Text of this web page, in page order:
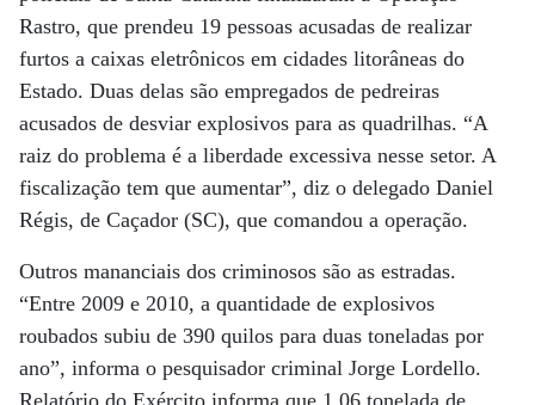
Rastro, que prendeu 19 pessoas acusadas de realizar
furtos a caixas eletrônicos em cidades litorâneas do
Estado. Duas delas são empregados de pedreiras
acusados de desviar explosivos para as quadrilhas. “A
raiz do problema é a liberdade excessiva nesse setor. A
fiscalização tem que aumentar”, diz o delegado Daniel
Régis, de Caçador (SC), que comandou a operação.
Outros mananciais dos criminosos são as estradas.
“Entre 2009 e 2010, a quantidade de explosivos
roubados subiu de 390 quilos para duas toneladas por
ano”, informa o pesquisador criminal Jorge Lordello.
Relatório do Exército informa que 1,06 tonelada de